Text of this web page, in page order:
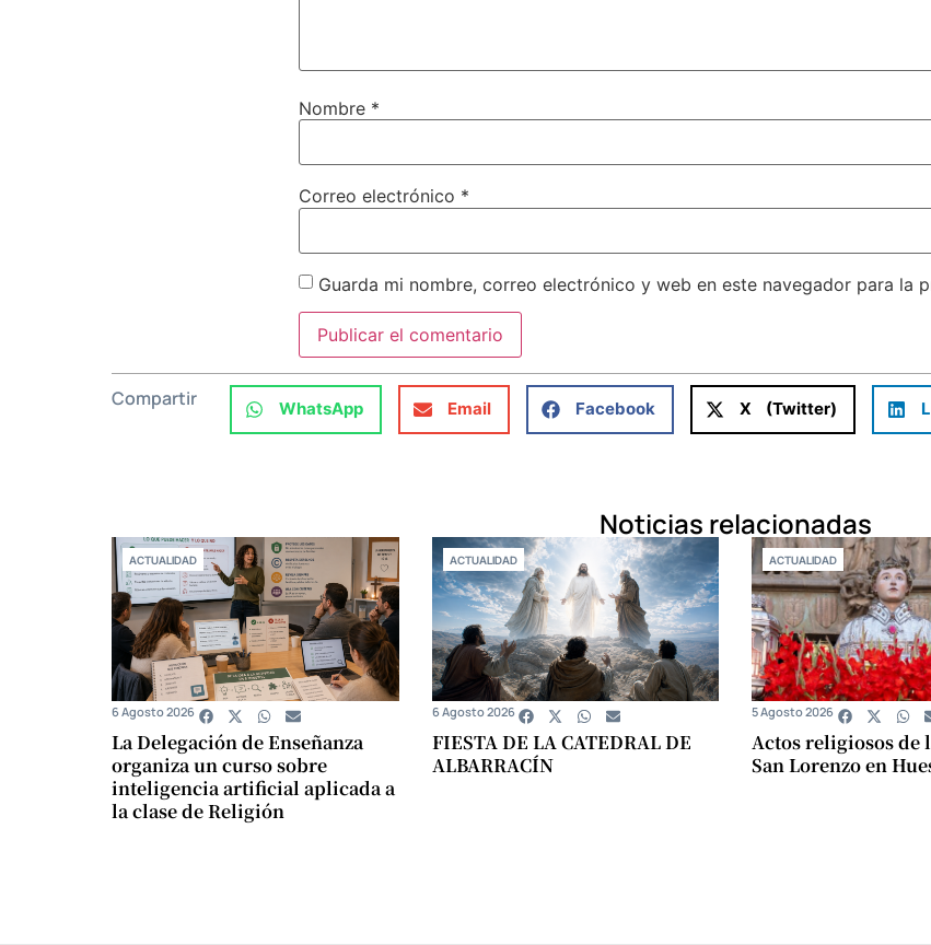
Nombre *
Correo electrónico *
Guarda mi nombre, correo electrónico y web en este navegador para la
Compartir WhatsApp Email Facebook X (Twitter)
Noticias relacionadas
ACTUALIDAD
La Delegación de Enseñanza
organiza un curso sobre
inteligencia artificial aplicada a
la clase de Religión
6 Agosto 2026
ACTUALIDAD
FIESTA DE LA CATEDRAL DE
ALBARRACÍN
6 Agosto 2026
ACTUALIDAD
Actos religiosos de
San Lorenzo en
5 Agosto 2026